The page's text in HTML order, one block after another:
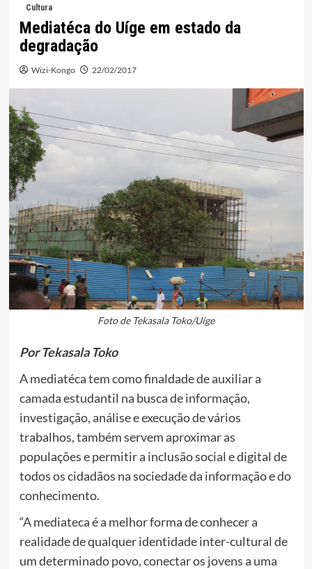
Cultura
Mediatéca do Uíge em estado da
degradação
Wizi-Kongo 22/02/2017
Foto de Tekasala Toko/Uíge
Por Tekasala Toko
A mediatéca tem como finaldade de auxiliar a
camada estudantil na busca de informação,
investigação, análise e execução de vários
trabalhos, também servem aproximar as
populações e permitir a inclusão social e digital de
todos os cidadãos na sociedade da informação e do
conhecimento.
“A mediateca é a melhor forma de conhecer a
realidade de qualquer identidade inter-cultural de
um determinado povo, conectar os jovens a uma